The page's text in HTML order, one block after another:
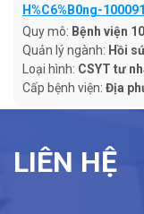
H%C6%B0ng-
Quy mô: Bệnh viện
Quản lý ngành: Hồi
Loại hình: CSYT tư
Cấp bệnh viện: Địa
LIÊN HỆ